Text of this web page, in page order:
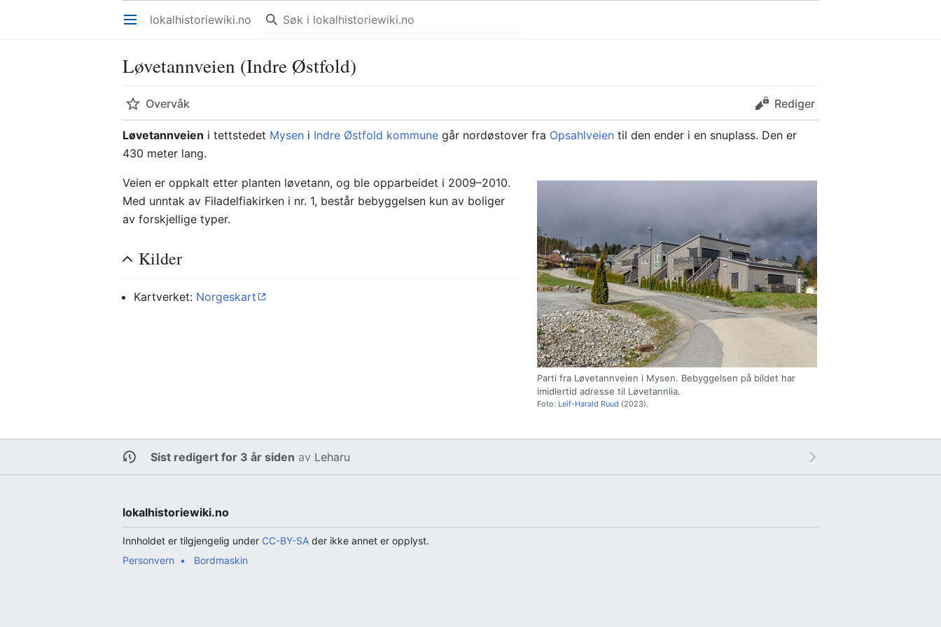
Åpne hovedmenyen lokalhistoriewiki.no
Løvetannveien (Indre Østfold)
Overvåk Rediger
Løvetannveien i tettstedet Mysen i Indre Østfold kommune går nordøstover fra Opsahlveien til den ender i en snuplass. Den er
430 meter lang.
Parti fra Løvetannveien i Mysen. Bebyggelsen på bildet har
imidlertid adresse til Løvetannlia.
Foto: Leif-Harald Ruud (2023).
Veien er oppkalt etter planten løvetann, og ble opparbeidet i 2009–2010.
Med unntak av Filadelfiakirken i nr. 1, består bebyggelsen kun av boliger
av forskjellige typer.
Kilder
Kartverket: Norgeskart
Sist redigert for 3 år siden av Leharu
lokalhistoriewiki.no
Innholdet er tilgjengelig under CC-BY-SA der ikke annet er opplyst.
Personvern
Bordmaskin